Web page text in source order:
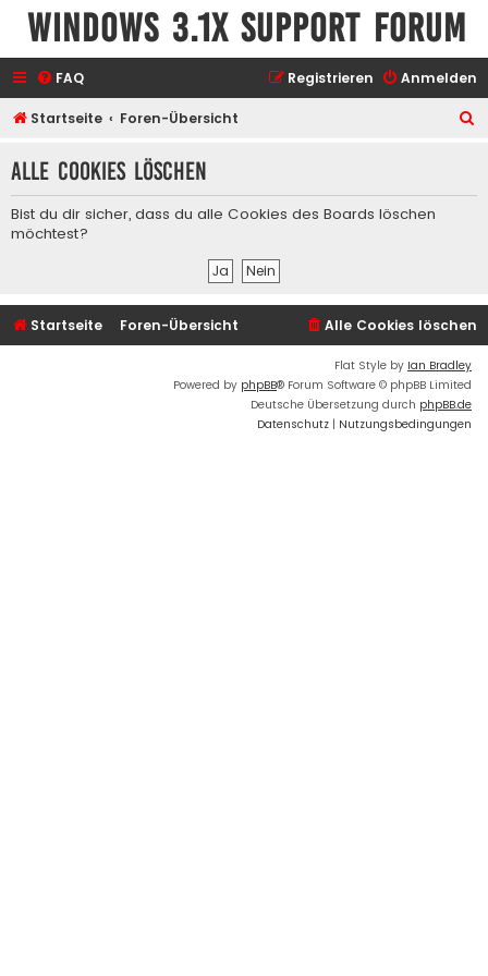
Windows 3.1x Support Forum
FAQ Anmelden
Registrieren
Startseite Foren-Übersicht
h
Alle Cookies löschen
Bist du dir sicher, dass du alle Cookies des Boards löschen
möchtest?
Startseite Foren-Übersicht Alle Cookies löschen
Flat Style by Ian Bradley
Powered by phpBB® Forum Software © phpBB Limited
Deutsche Übersetzung durch phpBB.de
Datenschutz | Nutzungsbedingungen